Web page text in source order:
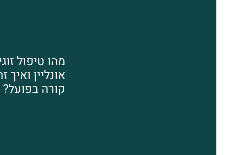
מהו טיפול
אונליין ואיך
קורה בפועל?